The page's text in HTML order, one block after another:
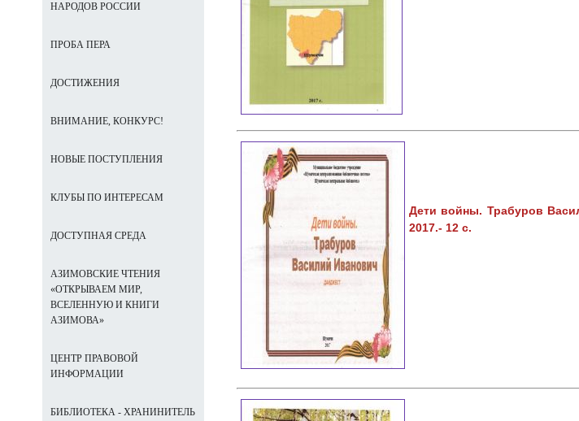
Дети войны. Трабуров
2017.- 12 с.
НАРОДОВ РОССИИ
ПРОБА ПЕРА
ДОСТИЖЕНИЯ
ВНИМАНИЕ, КОНКУРС!
НОВЫЕ ПОСТУПЛЕНИЯ
КЛУБЫ ПО ИНТЕРЕСАМ
ДОСТУПНАЯ СРЕДА
АЗИМОВСКИЕ ЧТЕНИЯ
«ОТКРЫВАЕМ МИР,
ВСЕЛЕННУЮ И КНИГИ
АЗИМОВА»
ЦЕНТР ПРАВОВОЙ
ИНФОРМАЦИИ
БИБЛИОТЕКА - ХРАНИНИТЕЛЬ